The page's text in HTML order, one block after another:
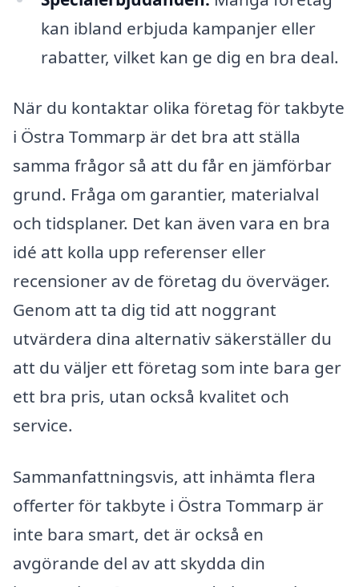
kan ibland erbjuda kampanjer eller
rabatter, vilket kan ge dig en bra deal.
När du kontaktar olika företag för takbyte
i Östra Tommarp är det bra att ställa
samma frågor så att du får en jämförbar
grund. Fråga om garantier, materialval
och tidsplaner. Det kan även vara en bra
idé att kolla upp referenser eller
recensioner av de företag du överväger.
Genom att ta dig tid att noggrant
utvärdera dina alternativ säkerställer du
att du väljer ett företag som inte bara ger
ett bra pris, utan också kvalitet och
service.
Sammanfattningsvis, att inhämta flera
offerter för takbyte i Östra Tommarp är
inte bara smart, det är också en
avgörande del av att skydda din